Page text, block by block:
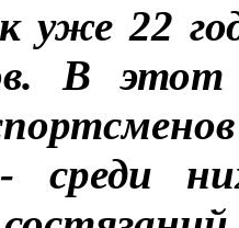
уже 22
В этот
среди